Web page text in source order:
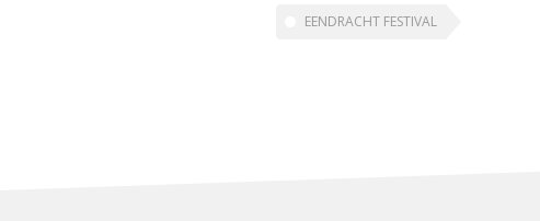
EENDRACHT FESTIVAL